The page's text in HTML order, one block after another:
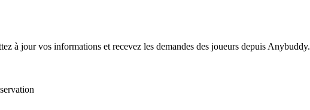
à jour vos informations et recevez les demandes des joueurs depuis Anybuddy.